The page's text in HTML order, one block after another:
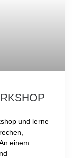
und lerne
einem